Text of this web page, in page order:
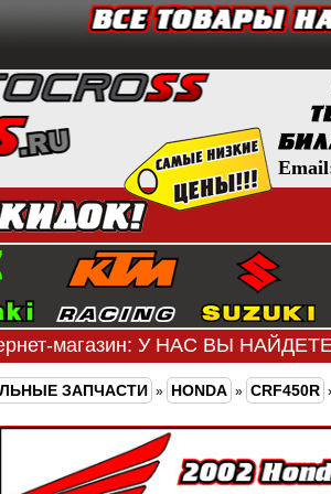
магазин: У НАС ВЫ
ЗАПЧАСТИ » HONDA » CRF450R